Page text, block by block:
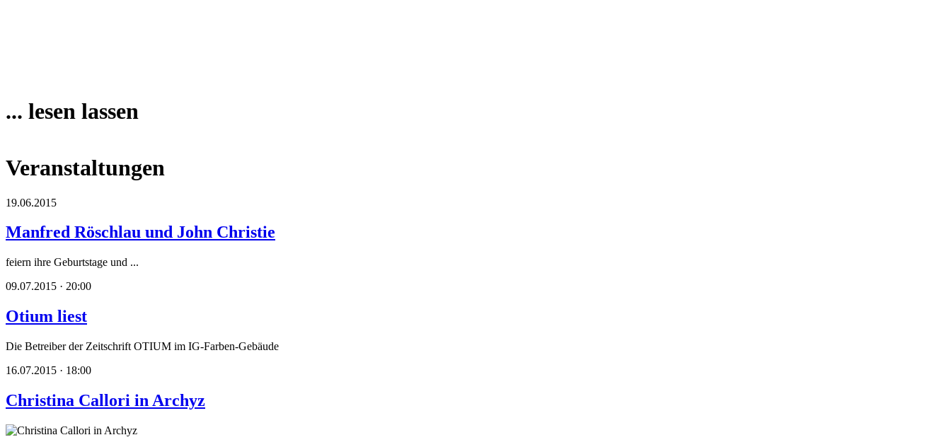
... lesen lassen
Veranstaltungen
19.06.2015
Manfred Röschlau und John Christie
feiern ihre Geburtstage und ...
09.07.2015 · 20:00
Otium liest
Die Betreiber der Zeitschrift OTIUM im IG-Farben-Gebäude
16.07.2015 · 18:00
Christina Callori in Archyz